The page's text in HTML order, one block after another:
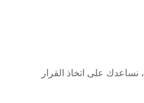
، نساعدك على اتخاذ القرار